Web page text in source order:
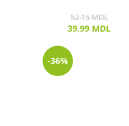
52.15MDL
39.99 MDL
-36%